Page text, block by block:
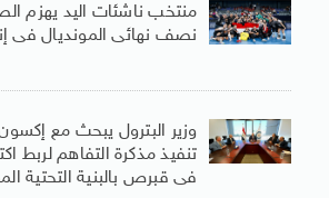
منتخب ناشئات اليد يهزم
نصف نهائى المونديال فى
وزير البترول يبحث مع
تنفيذ مذكرة التفاهم لربط
فى قبرص بالبنية التحتية